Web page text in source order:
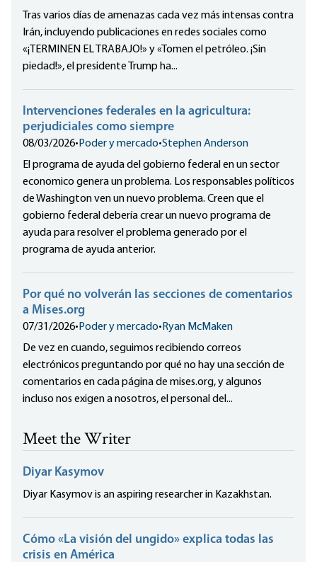
Tras varios días de amenazas cada vez más intensas contra
Irán, incluyendo publicaciones en redes sociales como
«¡TERMINEN EL TRABAJO!» y «Tomen el petróleo. ¡Sin
piedad!», el presidente Trump ha...
Intervenciones federales en la agricultura:
perjudiciales como siempre
08/03/2026• Poder y mercado•Stephen Anderson
El programa de ayuda del gobierno federal en un sector
economico genera un problema. Los responsables políticos
de Washington ven un nuevo problema. Creen que el
gobierno federal debería crear un nuevo programa de
ayuda para resolver el problema generado por el
programa de ayuda anterior.
Por qué no volverán las secciones de comentarios
a Mises.org
07/31/2026• Poder y mercado• Ryan McMaken
De vez en cuando, seguimos recibiendo correos
electrónicos preguntando por qué no hay una sección de
comentarios en cada página de mises.org, y algunos
incluso nos exigen a nosotros, el personal del...
Meet the Writer
Diyar Kasymov
Diyar Kasymov is an aspiring researcher in Kazakhstan.
Cómo «La visión del ungido» explica todas las
crisis en América